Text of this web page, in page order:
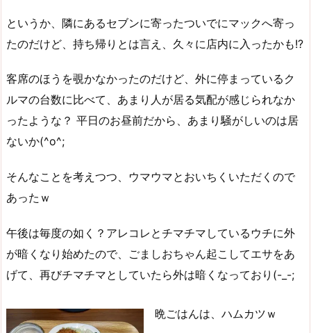
というか、隣にあるセブンに寄ったついでにマックへ寄っ
たのだけど、持ち帰りとは言え、久々に店内に入ったかも!?
客席のほうを覗かなかったのだけど、外に停まっているク
ルマの台数に比べて、あまり人が居る気配が感じられなか
ったような？ 平日のお昼前だから、あまり騒がしいのは居
ないか(^o^;
そんなことを考えつつ、ウマウマとおいちくいただくので
あったｗ
午後は毎度の如く？アレコレとチマチマしているウチに外
が暗くなり始めたので、ごましおちゃん起こしてエサをあ
げて、再びチマチマとしていたら外は暗くなっており(-_-;
晩ごはんは、ハムカツｗ